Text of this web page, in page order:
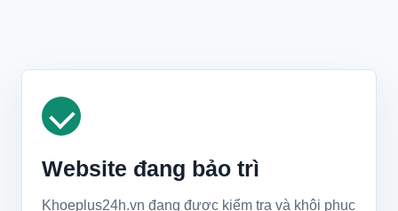
Website đang bảo trì
Khoeplus24h.vn đang được kiểm tra và khôi phục